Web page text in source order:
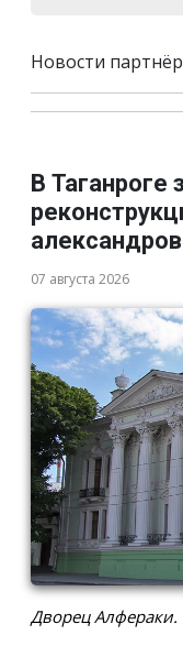
Новости
В Таганроге
07 августа 2026
Дворец